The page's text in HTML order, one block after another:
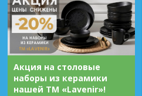
Акция на столовые
наборы из керамики
нашей ТМ «Lavenir»!